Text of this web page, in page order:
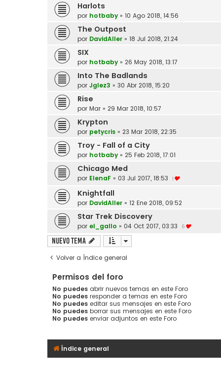
Harlots
por hotbaby » 10 Ago 2018, 14:56
The Outpost
por DavidAller » 18 Jul 2018, 21:24
SIX
por hotbaby » 26 May 2018, 13:17
Into The Badlands
por Jglez3 » 30 Abr 2018, 15:20
Rise
por Mar » 29 Mar 2018, 10:57
Krypton
por petycris » 23 Mar 2018, 22:35
Troy - Fall of a City
por hotbaby » 25 Feb 2018, 17:01
Chicago Med
por ElenaF » 03 Jul 2017, 18:53 1
Knightfall
por DavidAller » 12 Ene 2018, 09:52
Star Trek Discovery
por el_gallo » 04 Oct 2017, 03:33 6
Nuevo Tema
Volver a Índice general
Permisos del foro
No puedes abrir nuevos temas en este Foro
No puedes responder a temas en este Foro
No puedes editar sus mensajes en este Foro
No puedes borrar sus mensajes en este Foro
No puedes enviar adjuntos en este Foro
Índice general